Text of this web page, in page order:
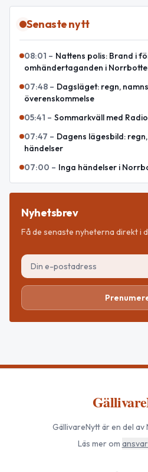
Senaste nytt
08:01 – Nattens polis: Brand i
omhändertaganden i
07:48 – Dagsläget: regn,
överenskommelse
05:41 – Sommarkväll med
07:47 – Dagens lägesbild:
händelser
07:00 – Inga händelser i
Nyhetsbrev
Få de senaste nyheterna direkt i
GällivareNyttär en del av
Läs mer om